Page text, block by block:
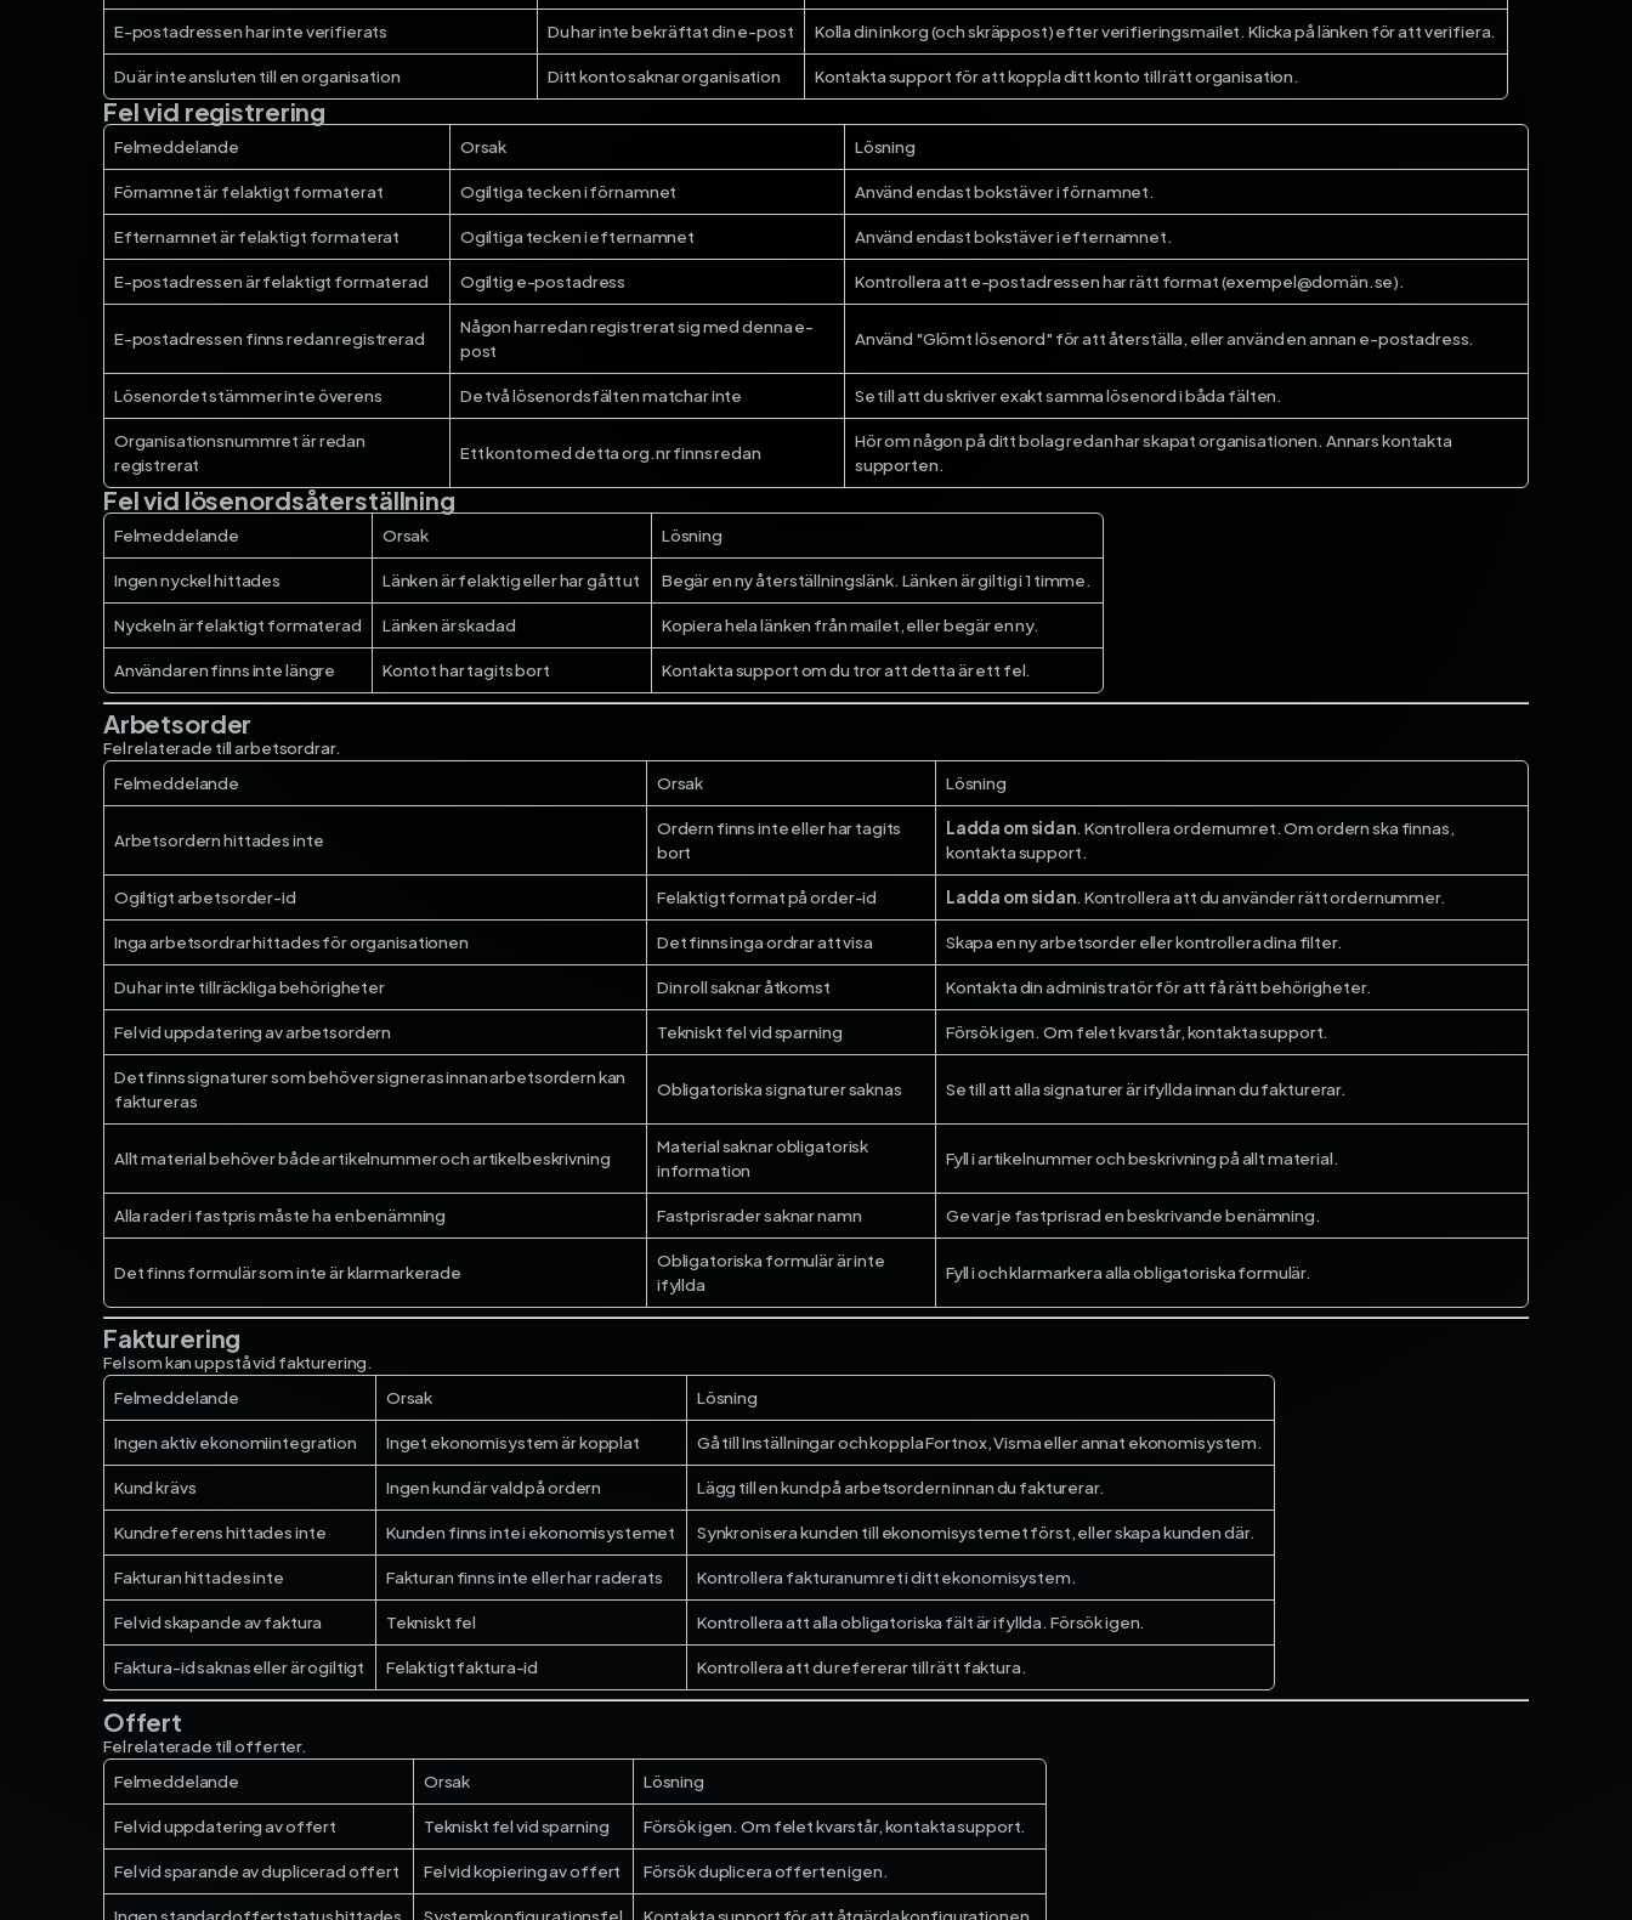
E-postadressen har inte verifierats Du har inte bekräftat din e-post Kolla din inkorg (och skräppost) efter verifieringsmailet. Klicka på länken för att verifiera.
Du är inte ansluten till en organisation Ditt konto saknar organisation Kontakta support för att koppla ditt konto till rätt organisation.
Fel vid registrering
Felmeddelande Orsak Lösning
Förnamnet är felaktigt formaterat Ogiltiga tecken i förnamnet Använd endast bokstäver i förnamnet.
Efternamnet är felaktigt formaterat Ogiltiga tecken i efternamnet Använd endast bokstäver i efternamnet.
E-postadressen är felaktigt formaterad Ogiltig e-postadress Kontrollera att e-postadressen har rätt format (exempel@domän.se).
E-postadressen finns redan registrerad
Någon har redan registrerat sig med denna e-
post
Använd "Glömt lösenord" för att återställa, eller använd en annan e-postadress.
Lösenordet stämmer inte överens De två lösenordsfälten matchar inte Se till att du skriver exakt samma lösenord i båda fälten.
Organisationsnummret är redan
registrerat
Ett konto med detta org.nr finns redan
Hör om någon på ditt bolag redan har skapat organisationen. Annars kontakta
supporten.
Fel vid lösenordsåterställning
Felmeddelande Orsak Lösning
Ingen nyckel hittades Länken är felaktig eller har gått ut Begär en ny återställningslänk. Länken är giltig i 1 timme.
Nyckeln är felaktigt formaterad Länken är skadad Kopiera hela länken från mailet, eller begär en ny.
Användaren finns inte längre Kontot har tagits bort Kontakta support om du tror att detta är ett fel.
Arbetsorder
Fel relaterade till arbetsordrar.
Felmeddelande
Orsak Lösning
Arbetsordern hittades inte
Ordern finns inte eller har tagits
bort
Ladda om sidan. Kontrollera ordernumret. Om ordern ska finnas,
kontakta support.
Ogiltigt arbetsorder-id Felaktigt format på order-id Ladda om sidan. Kontrollera att du använder rätt ordernummer.
Inga arbetsordrar hittades för organisationen Det finns inga ordrar att visa Skapa en ny arbetsorder eller kontrollera dina filter.
Du har inte tillräckliga behörigheter Din roll saknar åtkomst Kontakta din administratör för att få rätt behörigheter.
Fel vid uppdatering av arbetsordern Tekniskt fel vid sparning Försök igen. Om felet kvarstår, kontakta support.
Det finns signaturer som behöver signeras innan arbetsordern kan
faktureras
Obligatoriska signaturer saknas Se till att alla signaturer är ifyllda innan du fakturerar.
Allt material behöver både artikelnummer och artikelbeskrivning
Material saknar obligatorisk
information
Fyll i artikelnummer och beskrivning på allt material.
Alla rader i fastpris måste ha en benämning Fastprisrader saknar namn Ge varje fastprisrad en beskrivande benämning.
Det finns formulär som inte är klarmarkerade
Obligatoriska formulär är inte
ifyllda
Fyll i och klarmarkera alla obligatoriska formulär.
Fakturering
Fel som kan uppstå vid fakturering.
Felmeddelande
Orsak Lösning
Ingen aktiv ekonomiintegration Inget ekonomisystem är kopplat Gå till Inställningar och koppla Fortnox, Visma eller annat ekonomisystem.
Kund krävs Ingen kund är vald på ordern Lägg till en kund på arbetsordern innan du fakturerar.
Kundreferens hittades inte Kunden finns inte i ekonomisystemet Synkronisera kunden till ekonomisystemet först, eller skapa kunden där.
Fakturan hittades inte Fakturan finns inte eller har raderats Kontrollera fakturanumret i ditt ekonomisystem.
Fel vid skapande av faktura Tekniskt fel Kontrollera att alla obligatoriska fält är ifyllda. Försök igen.
Faktura-id saknas eller är ogiltigt Felaktigt faktura-id Kontrollera att du refererar till rätt faktura.
Offert
Fel relaterade till offerter.
Felmeddelande
Orsak Lösning
Fel vid uppdatering av offert Tekniskt fel vid sparning Försök igen. Om felet kvarstår, kontakta support.
Fel vid sparande av duplicerad offert Fel vid kopiering av offert Försök duplicera offerten igen.
Ingen standardoffertstatus hittades Systemkonfigurationsfel Kontakta support för att åtgärda konfigurationen.